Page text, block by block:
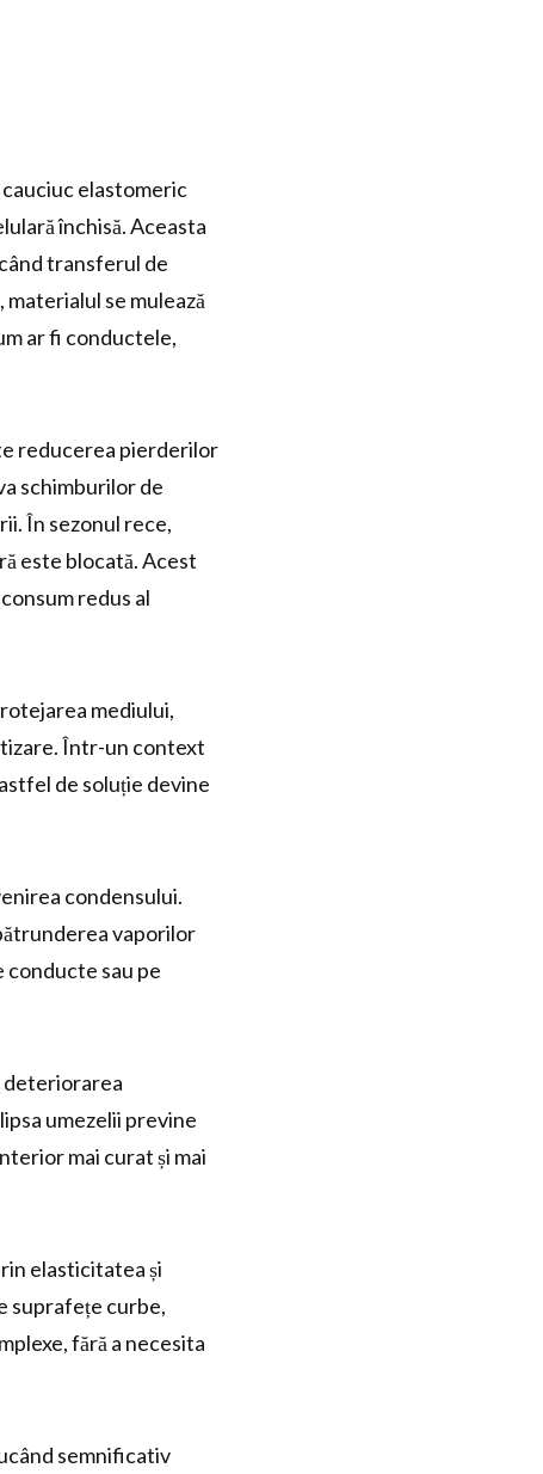
elastomeric
închisă. Aceasta
transferul de
se mulează
ar fi conductele,
reducerea pierderilor
schimburilor de
În sezonul rece,
este blocată. Acest
redus al
mediului,
Într-un context
de soluție devine
condensului.
vaporilor
conducte sau pe
deteriorarea
umezelii previne
mai curat și mai
elasticitatea și
suprafețe curbe,
fără a necesita
semnificativ